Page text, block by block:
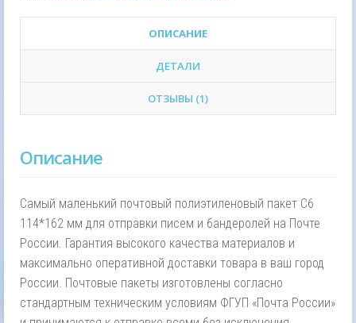
ОПИСАНИЕ
ДЕТАЛИ
ОТЗЫВЫ (1)
Описание
Самый маленький почтовый полиэтиленовый пакет С6
114*162 мм для отправки писем и бандеролей на Почте
России. Гарантия высокого качества материалов и
максимально оперативной доставки товара в ваш город
России. Почтовые пакеты изготовлены согласно
стандартным техническим условиям ФГУП «Почта России»